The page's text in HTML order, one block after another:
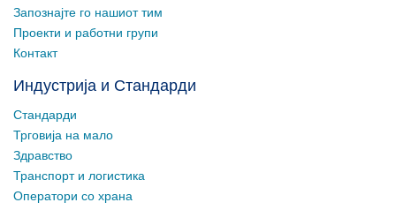
Запознајте го нашиот тим
Проекти и работни групи
Контакт
Индустрија и Стандарди
Стандарди
Трговија на мало
Здравство
Транспорт и логистика
Оператори со храна